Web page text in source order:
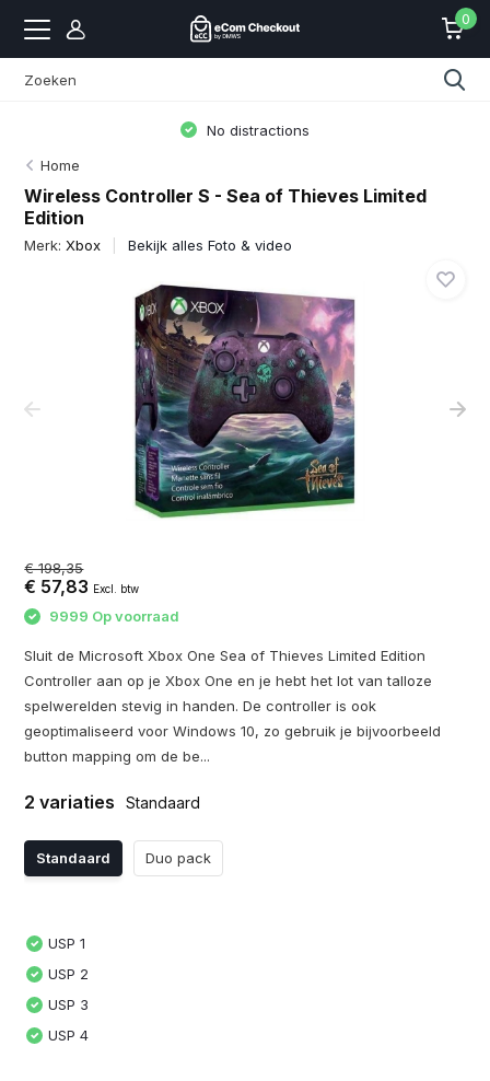
0
No distractions
Home
Wireless Controller S - Sea of Thieves Limited
Edition
Merk:Xbox Bekijk alles Foto & video
€ 198,35
€ 57,83 Excl. btw
9999 Op voorraad
Sluit de Microsoft Xbox One Sea of Thieves Limited Edition
Controller aan op je Xbox One en je hebt het lot van talloze
spelwerelden stevig in handen. De controller is ook
geoptimaliseerd voor Windows 10, zo gebruik je bijvoorbeeld
button mapping om de be...
2 variaties Standaard
Standaard Duo pack
USP 1
USP 2
USP 3
USP 4